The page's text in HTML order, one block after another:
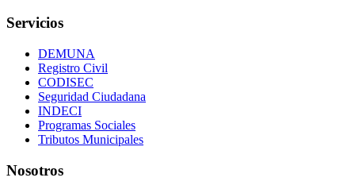
Servicios
DEMUNA
Registro Civil
CODISEC
Seguridad Ciudadana
INDECI
Programas Sociales
Tributos Municipales
Nosotros